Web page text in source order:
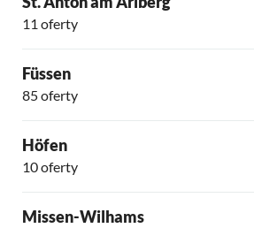
11 oferty
Füssen
85 oferty
Höfen
10 oferty
Missen-Wilhams